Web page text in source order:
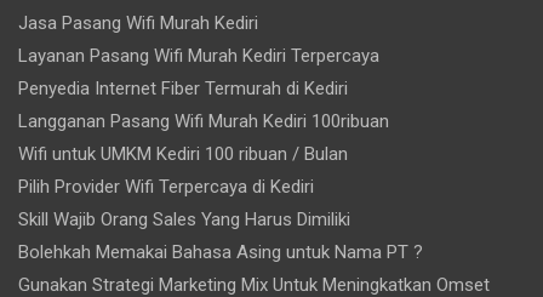
Jasa Pasang Wifi Murah Kediri
Layanan Pasang Wifi Murah Kediri Terpercaya
Penyedia Internet Fiber Termurah di Kediri
Langganan Pasang Wifi Murah Kediri 100ribuan
Wifi untuk UMKM Kediri 100 ribuan / Bulan
Pilih Provider Wifi Terpercaya di Kediri
Skill Wajib Orang Sales Yang Harus Dimiliki
Bolehkah Memakai Bahasa Asing untuk Nama PT ?
Gunakan Strategi Marketing Mix Untuk Meningkatkan Omset